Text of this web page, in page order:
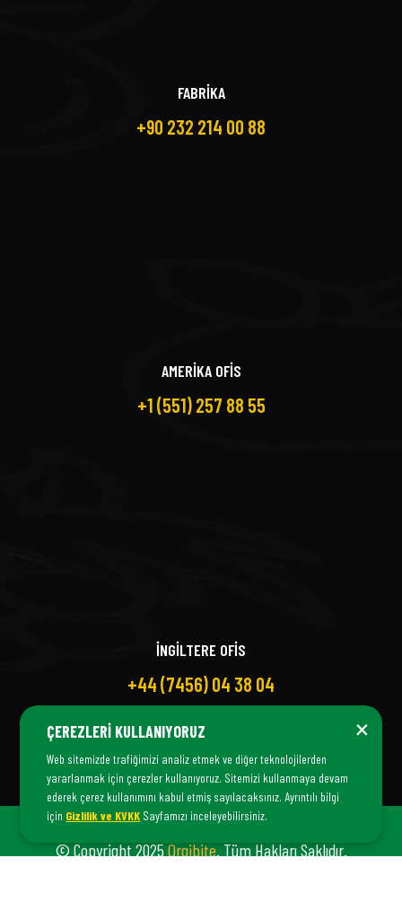
FABRİKA
+90 232 214 00 88
AMERİKA OFİS
+1 (551) 257 88 55
İNGİLTERE OFİS
+44 (7456) 04 38 04
© Copyright 2025Orgibite. Tüm Hakları Saklıdır.
×
ÇEREZLERI KULLANIYORUZ
Web sitemizde trafiğimizi analiz etmek ve diğer teknolojilerden
yararlanmak için çerezler kullanıyoruz. Sitemizi kullanmaya devam
ederek çerez kullanımını kabul etmiş sayılacaksınız. Ayrıntılı bilgi
için Gizlilik ve KVKK Sayfamızı inceleyebilirsiniz.